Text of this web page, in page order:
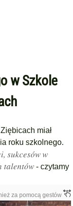
w Szkole
miał
roku szkolnego.
sukcesów w
talentów - czytamy
za pomocą gestów